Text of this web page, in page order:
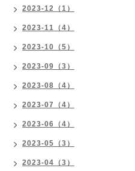
2023-12（1）
2023-11（4）
2023-10（5）
2023-09（3）
2023-08（4）
2023-07（4）
2023-06（4）
2023-05（3）
2023-04（3）